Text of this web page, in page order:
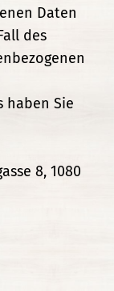
Daten
des
haben Sie
8, 1080